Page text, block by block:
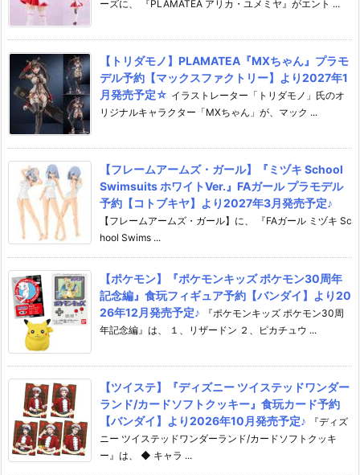
ーズに、 『PLAMATEA アリカ・ユメミヤ』がエント ...
【トリダモノ】PLAMATEA『MXちゃん』プラモ
デル予約【マックスファクトリー】より2027年1
月発売予定☆ イラストレーター「トリダモノ」氏のオ
リジナルキャラクター「MXちゃん」が、マック ...
【フレームアームズ・ガール】『ミヅキ School
Swimsuits ホワイトVer.』FAガール プラモデル
予約【コトブキヤ】より2027年3月発売予定♪
【フレームアームズ・ガール】に、 『FAガール ミヅキ Sc
hool Swims ...
【ポケモン】『ポケモンキッズ ポケモン30周年
記念編』食玩フィギュア予約【バンダイ】より20
26年12月発売予定♪
『ポケモンキッズ ポケモン30周
年記念編』は、 １、リザードン ２、ピカチュウ ...
【ツイステ】『ディズニー ツイステッドワンダー
ランド/カードソフトクッキー』食玩カード予約
【バンダイ】より2026年10月発売予定♪
『ディズ
ニー ツイステッドワンダーランド/カードソフトクッキ
ー』は、 ◆ キャラ ...